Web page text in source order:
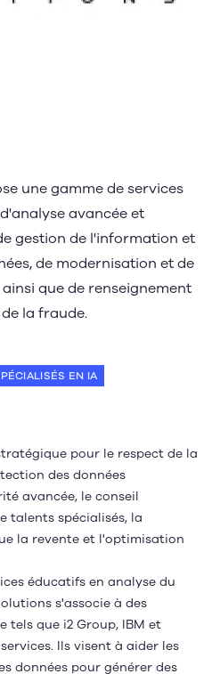
une gamme de services
avancée et
gestion de l'information et
de modernisation et de
que de renseignement
la fraude.
EN IA
pour le respect de la
des données
avancée, le conseil
talents spécialisés, la
la revente et l'optimisation
éducatifs en analyse du
s'associe à des
tels que i2 Group, IBM et
Ils visent à aider les
données pour générer des